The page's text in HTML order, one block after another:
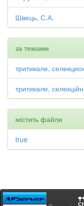
Швець, С.А.
за темами
тритикале,
тритикале,
містить файли
true